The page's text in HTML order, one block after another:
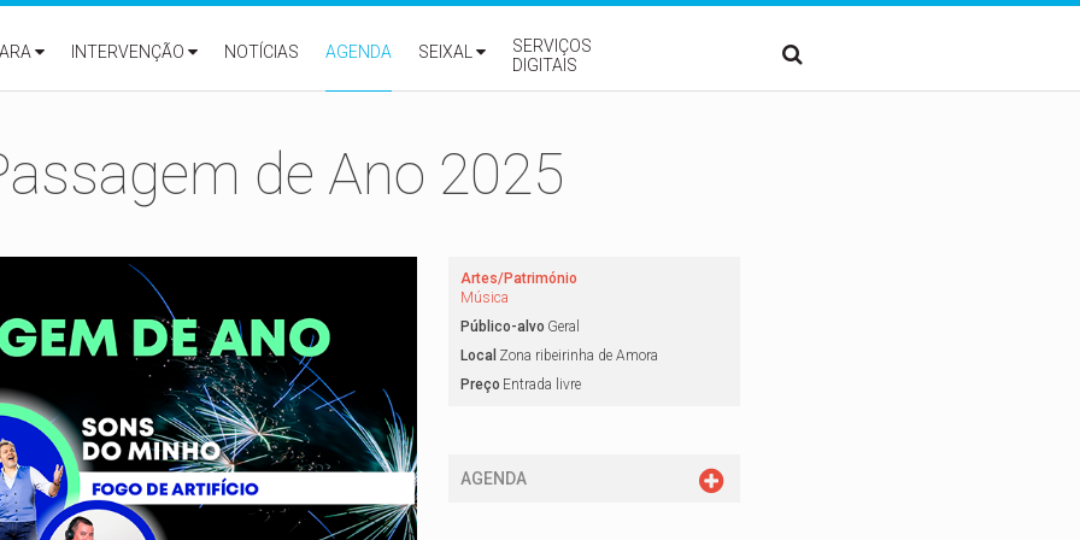
INTERVENÇÃO NOTÍCIAS AGENDA SEIXAL
SERVIÇOS
DIGITAIS
de Ano 2025
Artes/Património
Música
Público-alvo Geral
Local Zona ribeirinha de Amora
Preço Entrada livre
AGENDA